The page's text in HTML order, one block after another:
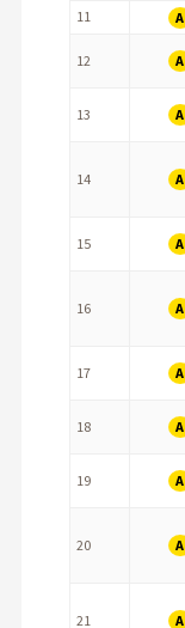
11 A
12 A
13 A
14 A
15 A
16 A
17 A
18 A
19 A
20 A
21 A